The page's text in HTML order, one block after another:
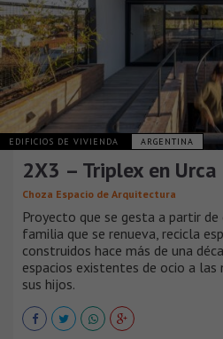
EDIFICIOS DE VIVIENDA ARGENTINA
2X3 – Triplex en Urca
Choza Espacio de Arquitectura
Proyecto que se gesta a partir
familia que se renueva, recicla
construidos hace más de una
espacios existentes de ocio a las
sus hijos.